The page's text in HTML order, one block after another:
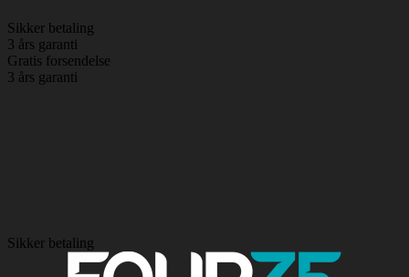
Sikker betaling
3 års garanti
Gratis forsendelse
3 års garanti
Sikker betaling